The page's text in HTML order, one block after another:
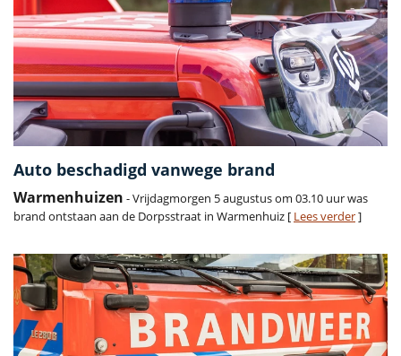
Auto beschadigd vanwege brand
Warmenhuizen - Vrijdagmorgen 5 augustus om 03.10 uur was
brand ontstaan aan de Dorpsstraat in Warmenhuiz [ Lees verder]